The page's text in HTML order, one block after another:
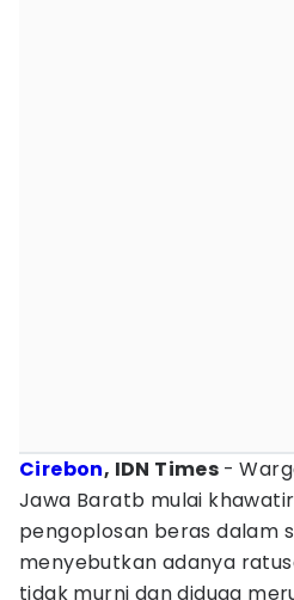
Cirebon, IDN Times -
Jawa Baratb mulai
pengoplosan beras dalam
menyebutkan adanya
tidak murni dan diduga